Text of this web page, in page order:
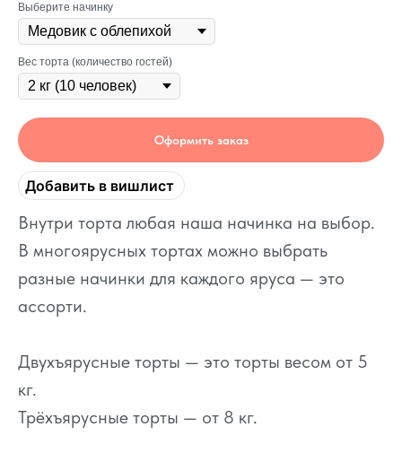
Выберите начинку
Вес торта (количество гостей)
Оформить заказ
Добавить в вишлист
Внутри торта любая наша начинка на выбор.
В многоярусных тортах можно выбрать
разные начинки для каждого яруса — это
ассорти.
Двухъярусные торты — это торты весом от 5
кг.
Трёхъярусные торты — от 8 кг.